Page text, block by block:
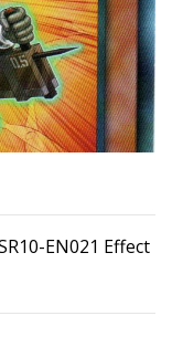
EN021 Effect